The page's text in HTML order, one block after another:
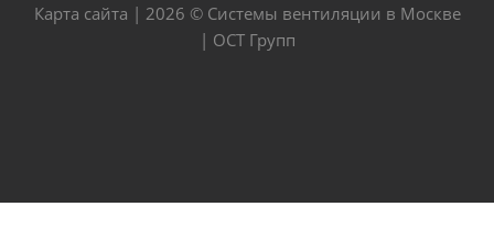
Карта сайта | 2026 © Системы вентиляции в Москве
| ОСТ Групп